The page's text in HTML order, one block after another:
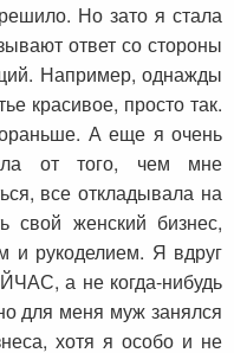
Но зато я стала
ответ со стороны
Например, однажды
красивое, просто так.
А еще я очень
от того, чем мне
все откладывала на
свой женский бизнес,
и рукоделием. Я вдруг
а не когда-нибудь
для меня муж занялся
хотя я особо и не